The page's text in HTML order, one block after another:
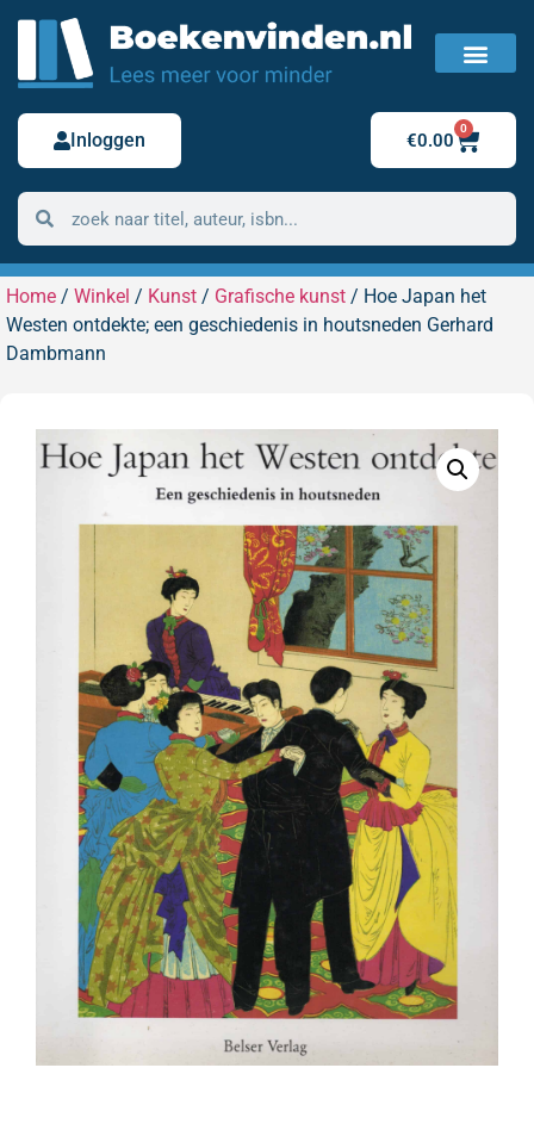
Inloggen €0.00
0
Home / Winkel / Kunst / Grafische kunst / Hoe Japan het
Westen ontdekte; een geschiedenis in houtsneden Gerhard
Dambmann